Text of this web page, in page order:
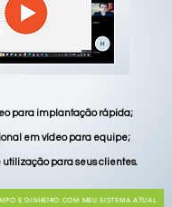
para implantação rápida;
em vídeo para equipe;
para seus clientes.
E DINHEIRO COM MEU SISTEMA ATUAL